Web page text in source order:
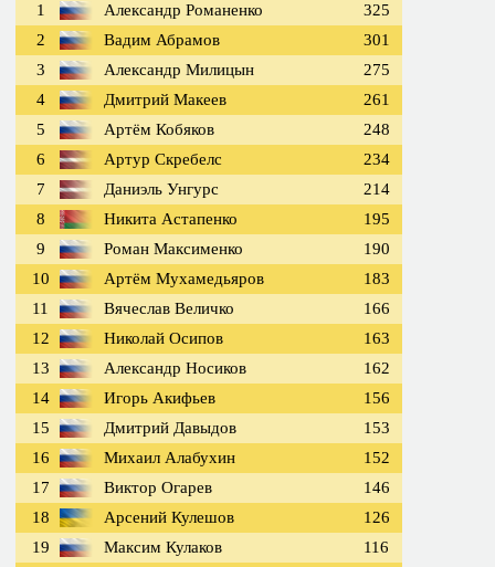
1 Александр Романенко
325
2
Вадим Абрамов
301
3
Александр Милицын
275
4
Дмитрий Макеев
261
5
Артём Кобяков
248
6
Артур Скребелс
234
7
Даниэль Унгурс
214
8
Никита Астапенко
195
9
Роман Максименко
190
10
Артём Мухамедьяров
183
11
Вячеслав Величко
166
12
Николай Осипов
163
13
Александр Носиков
162
14
Игорь Акифьев
156
15
Дмитрий Давыдов
153
16
Михаил Алабухин
152
17
Виктор Огарев
146
18
Арсений Кулешов
126
19
Максим Кулаков
116